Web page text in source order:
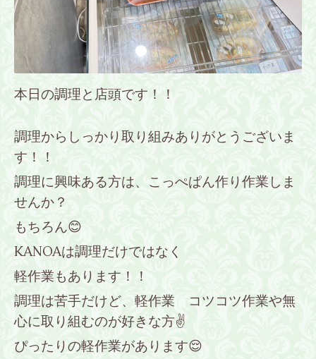
本日の調理と店頭です！！
調理からしっかり取り組みありがとうございま
す！！
調理に興味ある方は、こっぺぱん作り作業しま
せんか？
もちろん😊
KANOAは調理だけではなく
軽作業もあります！！
調理は苦手だけど、軽作業 コツコツ作業や無
心に取り組むのが好きな方✌
ぴったりの軽作業があります😌